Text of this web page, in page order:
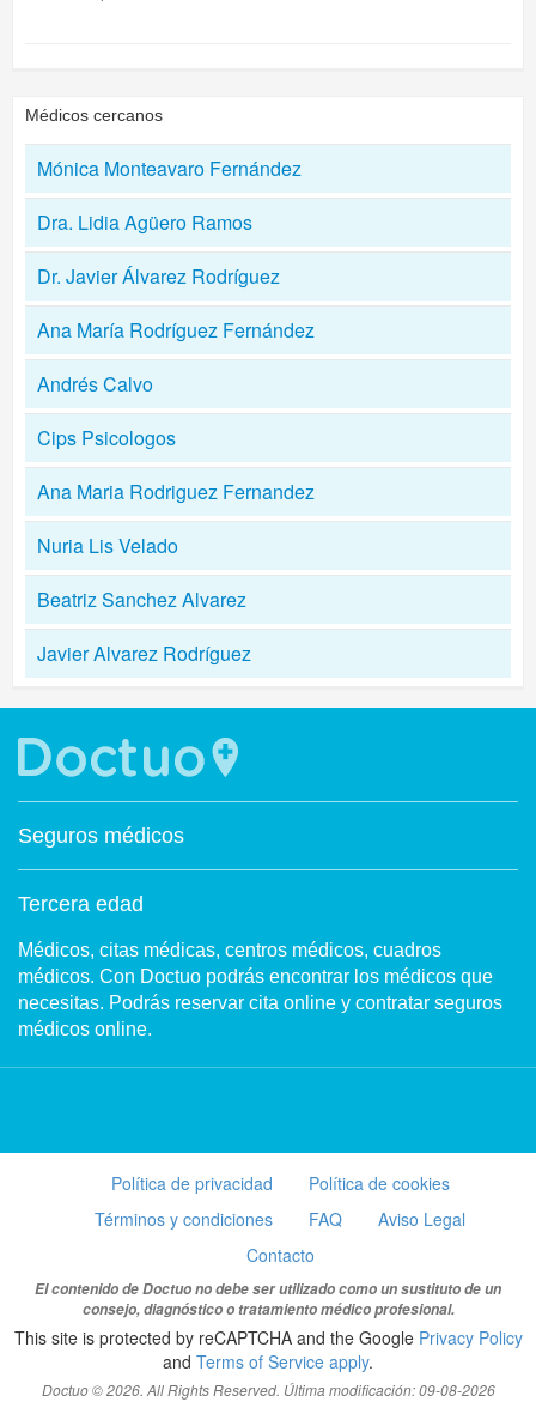
Médicos cercanos
Mónica Monteavaro Fernández
Dra. Lidia Agüero Ramos
Dr. Javier Álvarez Rodríguez
Ana María Rodríguez Fernández
Andrés Calvo
Cips Psicologos
Ana Maria Rodriguez Fernandez
Nuria Lis Velado
Beatriz Sanchez Alvarez
Javier Alvarez Rodríguez
Seguros médicos
Tercera edad
Médicos, citas médicas, centros médicos, cuadros
médicos. Con Doctuo podrás encontrar los médicos que
necesitas. Podrás reservar cita online y contratar seguros
médicos online.
Política de privacidad
Política de cookies
Términos y condiciones
FAQ
Aviso Legal
Contacto
El contenido de Doctuo no debe ser utilizado como un sustituto de un
consejo, diagnóstico o tratamiento médico profesional.
This site is protected by reCAPTCHA and the Google Privacy Policy
and Terms of Service apply.
Doctuo © 2026. All Rights Reserved. Última modificación: 09-08-2026